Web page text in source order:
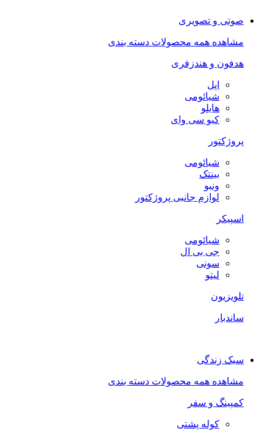
صوتی و تصویری
مشاهده همه محصولات دسته بندی
هدفون و هندزفری
اپل
شیائومی
هایلو
کیو سی وای
پروژکتور
شیائومی
بینتک
ونبو
لوازم جانبی پروژکتور
اسپیکر
شیائومی
جی بی ال
سونی
لیتو
تلویزیون
ساندبار
سبک زندگی
مشاهده همه محصولات دسته بندی
کمپینگ و سفر
کوله پشتی